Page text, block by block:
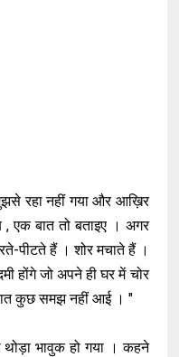
नहीं गया और आख़िर
एक बात तो बताइए । अगर
पीटते हैं । शोर मचाते हैं ।
होंगे जो अपने ही घर में चोर
कुछ समझ नहीं आई । "
हो गया । कहने